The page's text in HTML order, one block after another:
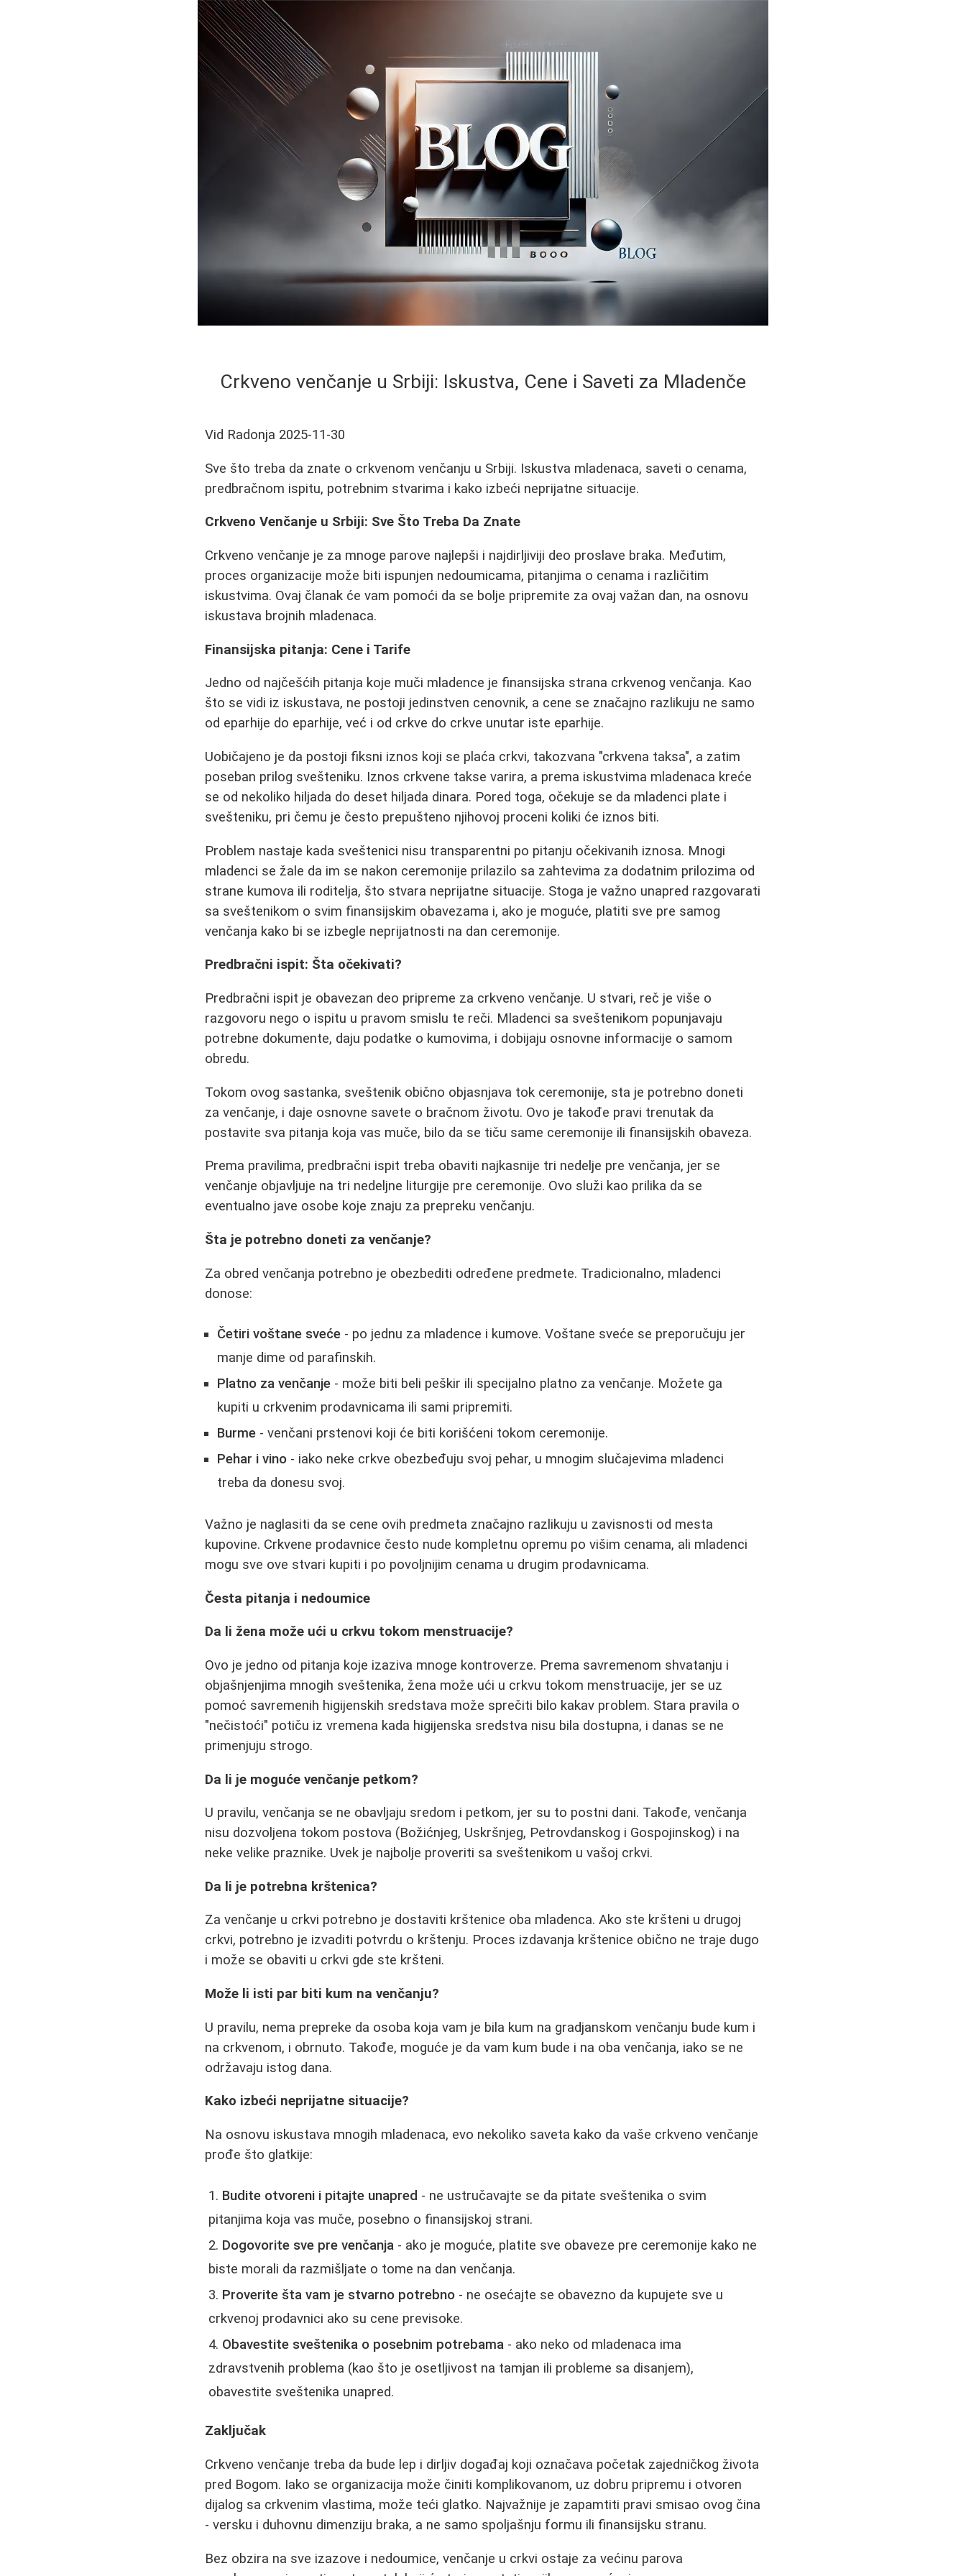
Crkveno venčanje u Srbiji: Iskustva, Cene i Saveti za Mladenče
Vid Radonja 2025-11-30
Sve što treba da znate o crkvenom venčanju u Srbiji. Iskustva mladenaca, saveti o cenama,
predbračnom ispitu, potrebnim stvarima i kako izbeći neprijatne situacije.
Crkveno Venčanje u Srbiji: Sve Što Treba Da Znate
Crkveno venčanje je za mnoge parove najlepši i najdirljiviji deo proslave braka. Međutim,
proces organizacije može biti ispunjen nedoumicama, pitanjima o cenama i različitim
iskustvima. Ovaj članak će vam pomoći da se bolje pripremite za ovaj važan dan, na osnovu
iskustava brojnih mladenaca.
Finansijska pitanja: Cene i Tarife
Jedno od najčešćih pitanja koje muči mladence je finansijska strana crkvenog venčanja. Kao
što se vidi iz iskustava, ne postoji jedinstven cenovnik, a cene se značajno razlikuju ne samo
od eparhije do eparhije, već i od crkve do crkve unutar iste eparhije.
Uobičajeno je da postoji fiksni iznos koji se plaća crkvi, takozvana "crkvena taksa", a zatim
poseban prilog svešteniku. Iznos crkvene takse varira, a prema iskustvima mladenaca kreće
se od nekoliko hiljada do deset hiljada dinara. Pored toga, očekuje se da mladenci plate i
svešteniku, pri čemu je često prepušteno njihovoj proceni koliki će iznos biti.
Problem nastaje kada sveštenici nisu transparentni po pitanju očekivanih iznosa. Mnogi
mladenci se žale da im se nakon ceremonije prilazilo sa zahtevima za dodatnim prilozima od
strane kumova ili roditelja, što stvara neprijatne situacije. Stoga je važno unapred razgovarati
sa sveštenikom o svim finansijskim obavezama i, ako je moguće, platiti sve pre samog
venčanja kako bi se izbegle neprijatnosti na dan ceremonije.
Predbračni ispit: Šta očekivati?
Predbračni ispit je obavezan deo pripreme za crkveno venčanje. U stvari, reč je više o
razgovoru nego o ispitu u pravom smislu te reči. Mladenci sa sveštenikom popunjavaju
potrebne dokumente, daju podatke o kumovima, i dobijaju osnovne informacije o samom
obredu.
Tokom ovog sastanka, sveštenik obično objasnjava tok ceremonije, sta je potrebno doneti
za venčanje, i daje osnovne savete o bračnom životu. Ovo je takođe pravi trenutak da
postavite sva pitanja koja vas muče, bilo da se tiču same ceremonije ili finansijskih obaveza.
Prema pravilima, predbračni ispit treba obaviti najkasnije tri nedelje pre venčanja, jer se
venčanje objavljuje na tri nedeljne liturgije pre ceremonije. Ovo služi kao prilika da se
eventualno jave osobe koje znaju za prepreku venčanju.
Šta je potrebno doneti za venčanje?
Za obred venčanja potrebno je obezbediti određene predmete. Tradicionalno, mladenci
donose:
Četiri voštane sveće - po jednu za mladence i kumove. Voštane sveće se preporučuju jer
manje dimе od parafinskih.
Platno za venčanje - može biti beli peškir ili specijalno platno za venčanje. Možete ga
kupiti u crkvenim prodavnicama ili sami pripremiti.
Burme - venčani prstenovi koji će biti korišćeni tokom ceremonije.
Pehar i vino - iako neke crkve obezbeđuju svoj pehar, u mnogim slučajevima mladenci
treba da donesu svoj.
Važno je naglasiti da se cene ovih predmeta značajno razlikuju u zavisnosti od mesta
kupovine. Crkvene prodavnice često nude kompletnu opremu po višim cenama, ali mladenci
mogu sve ove stvari kupiti i po povoljnijim cenama u drugim prodavnicama.
Česta pitanja i nedoumice
Da li žena može ući u crkvu tokom menstruacije?
Ovo je jedno od pitanja koje izaziva mnoge kontroverze. Prema savremenom shvatanju i
objašnjenjima mnogih sveštenika, žena može ući u crkvu tokom menstruacije, jer se uz
pomoć savremenih higijenskih sredstava može sprečiti bilo kakav problem. Stara pravila o
"nečistoći" potiču iz vremena kada higijenska sredstva nisu bila dostupna, i danas se ne
primenjuju strogo.
Da li je moguće venčanje petkom?
U pravilu, venčanja se ne obavljaju sredom i petkom, jer su to postni dani. Takođe, venčanja
nisu dozvoljena tokom postova (Božićnjeg, Uskršnjeg, Petrovdanskog i Gospojinskog) i na
neke velike praznike. Uvek je najbolje proveriti sa sveštenikom u vašoj crkvi.
Da li je potrebna krštenica?
Za venčanje u crkvi potrebno je dostaviti krštenice oba mladenca. Ako ste kršteni u drugoj
crkvi, potrebno je izvaditi potvrdu o krštenju. Proces izdavanja krštenice obično ne traje dugo
i može se obaviti u crkvi gde ste kršteni.
Može li isti par biti kum na venčanju?
U pravilu, nema prepreke da osoba koja vam je bila kum na gradjanskom venčanju bude kum i
na crkvenom, i obrnuto. Takođe, moguće je da vam kum bude i na oba venčanja, iako se ne
održavaju istog dana.
Kako izbeći neprijatne situacije?
Na osnovu iskustava mnogih mladenaca, evo nekoliko saveta kako da vaše crkveno venčanje
prođe što glatkije:
Budite otvoreni i pitajte unapred - ne ustručavajte se da pitate sveštenika o svim
pitanjima koja vas muče, posebno o finansijskoj strani.
Dogovorite sve pre venčanja - ako je moguće, platite sve obaveze pre ceremonije kako ne
biste morali da razmišljate o tome na dan venčanja.
Proverite šta vam je stvarno potrebno - ne osećajte se obavezno da kupujete sve u
crkvenoj prodavnici ako su cene previsoke.
Obavestite sveštenika o posebnim potrebama - ako neko od mladenaca ima
zdravstvenih problema (kao što je osetljivost na tamjan ili probleme sa disanjem),
obavestite sveštenika unapred.
Zaključak
Crkveno venčanje treba da bude lep i dirljiv događaj koji označava početak zajedničkog života
pred Bogom. Iako se organizacija može činiti komplikovanom, uz dobru pripremu i otvoren
dijalog sa crkvenim vlastima, može teći glatko. Najvažnije je zapamtiti pravi smisao ovog čina
- versku i duhovnu dimenziju braka, a ne samo spoljašnju formu ili finansijsku stranu.
Bez obzira na sve izazove i nedoumice, venčanje u crkvi ostaje za većinu parova